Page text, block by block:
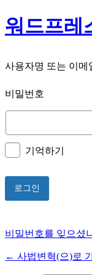
워드프레
사용자명 또는 이메
비밀번호
기억하기
비밀번호를 잊으셨
← 사법변혁(으)로